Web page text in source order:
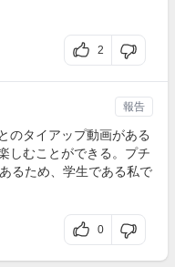
2
のタイアップ動画がある
しむことができる。プチ
るため、学生である私で
0
報告